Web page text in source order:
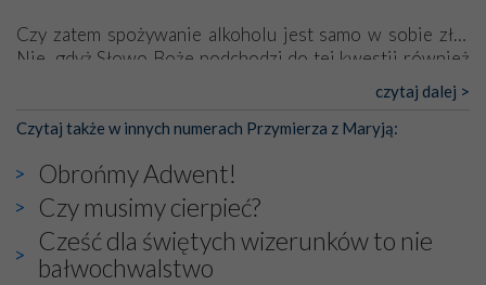
Czy zatem spożywanie alkoholu jest samo w sobie złe?
Nie, gdyż Słowo Boże podchodzi do tej kwestii również
[Pełny tekst w wydaniu papierowym]
czytaj dalej >
Czytaj także w innych numerach Przymierza z Maryją:
Obrońmy Adwent!
Czy musimy cierpieć?
Cześć dla świętych wizerunków to nie
bałwochwalstwo